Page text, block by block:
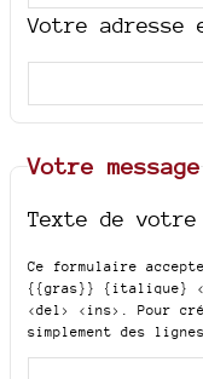
Votre adresse
Votre message
Texte de
Ce formulaire
{{gras}} {italique}
<del> <ins>
. Pour
simplement des